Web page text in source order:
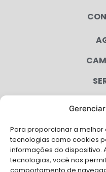
Para proporcionar a melhor
tecnologias como cookies
informações do dispositivo.
tecnologias, você nos
FALE
Solicite Apoio